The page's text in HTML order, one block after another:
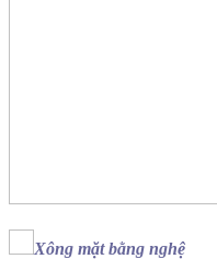
Xông mặt bằng nghệ